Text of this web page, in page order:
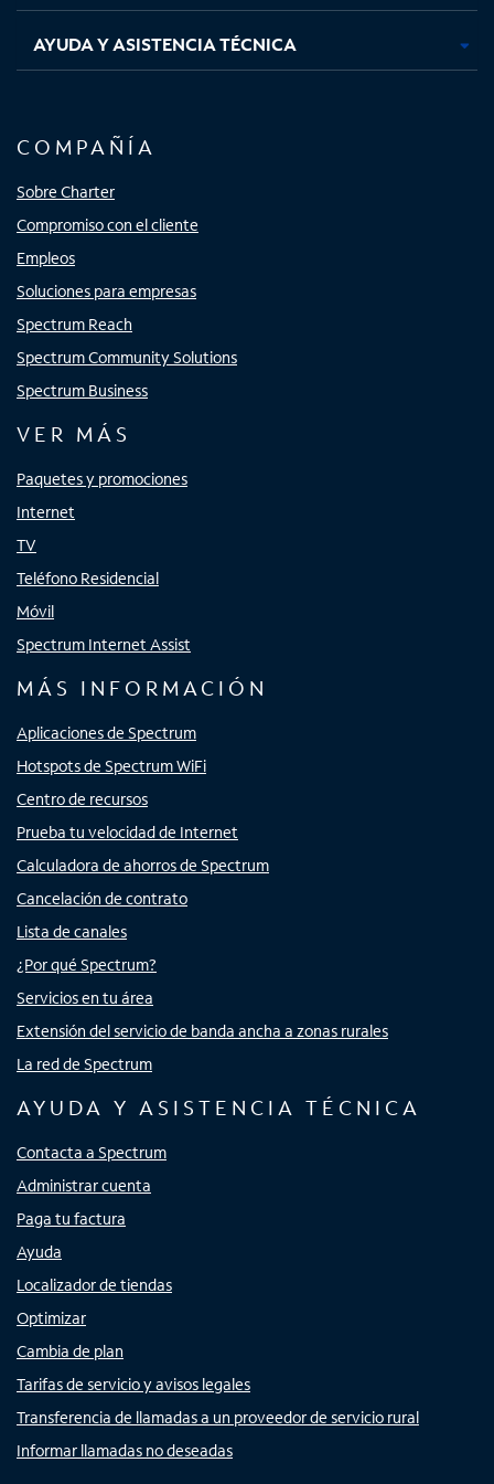
AYUDA Y ASISTENCIA TÉCNICA
COMPAÑÍA
Sobre Charter
Compromiso con el cliente
Empleos
Soluciones para empresas
Spectrum Reach
Spectrum Community Solutions
Spectrum Business
VER MÁS
Paquetes y promociones
Internet
TV
Teléfono Residencial
Móvil
Spectrum Internet Assist
MÁS INFORMACIÓN
Aplicaciones de Spectrum
Hotspots de Spectrum WiFi
Centro de recursos
Prueba tu velocidad de Internet
Calculadora de ahorros de Spectrum
Cancelación de contrato
Lista de canales
¿Por qué Spectrum?
Servicios en tu área
Extensión del servicio de banda ancha a zonas rurales
La red de Spectrum
AYUDA Y ASISTENCIA TÉCNICA
Contacta a Spectrum
Administrar cuenta
Paga tu factura
Ayuda
Localizador de tiendas
Optimizar
Cambia de plan
Tarifas de servicio y avisos legales
Transferencia de llamadas a un proveedor de servicio rural
Informar llamadas no deseadas